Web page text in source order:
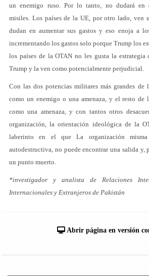
un enemigo ruso. Por lo tanto, no dudará en
misiles. Los países de la UE, por otro lado, ven
dudan en aumentar sus gastos y eso enoja a
incrementando los gastos solo porque Trump los
los países de la OTAN no les gusta la estrategia
Trump y la ven como potencialmente perjudicial.
Con las dos potencias militares más grandes
como un enemigo o una amenaza, y el resto de
como una amenaza, y con tantos otros
organización, la orientación ideológica de la
laberinto en el que La organización
autodestructiva, no puede encontrar una salida y,
un punto muerto.
*investigador y analista de Relaciones
Internacionales y Extranjeros de Pakistán
Abrir página en versión